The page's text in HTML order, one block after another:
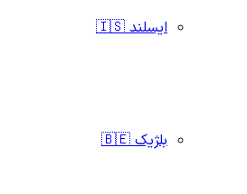
ایسلند 🇮🇸
بلژیک 🇧🇪